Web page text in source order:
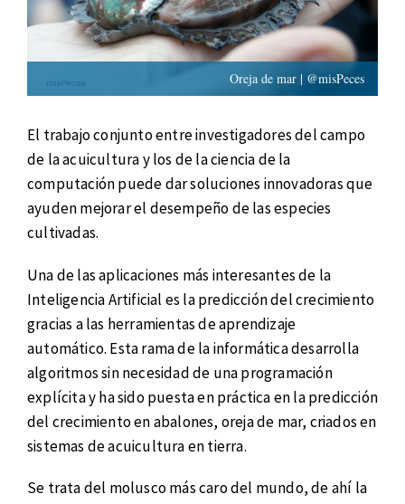
Oreja de mar | @misPeces
El trabajo conjunto entre investigadores del campo
de la acuicultura y los de la ciencia de la
computación puede dar soluciones innovadoras que
ayuden mejorar el desempeño de las especies
cultivadas.
Una de las aplicaciones más interesantes de la
Inteligencia Artificial es la predicción del crecimiento
gracias a las herramientas de aprendizaje
automático. Esta rama de la informática desarrolla
algoritmos sin necesidad de una programación
explícita y ha sido puesta en práctica en la predicción
del crecimiento en abalones, oreja de mar, criados en
sistemas de acuicultura en tierra.
Se trata del molusco más caro del mundo, de ahí la